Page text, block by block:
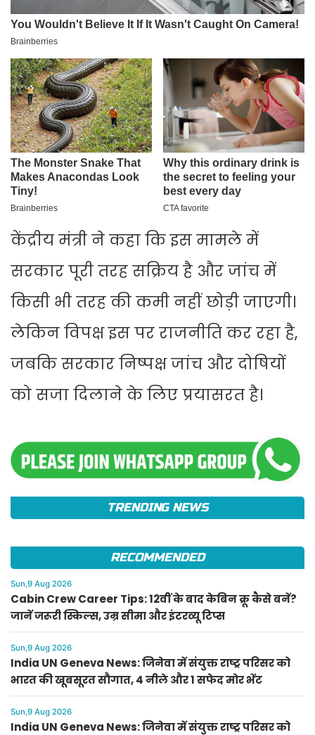
केंद्रीय मंत्री ने कहा कि इस मामले में
सरकार पूरी तरह सक्रिय है और जांच में
किसी भी तरह की कमी नहीं छोड़ी जाएगी।
लेकिन विपक्ष इस पर राजनीति कर रहा है,
जबकि सरकार निष्पक्ष जांच और दोषियों
को सजा दिलाने के लिए प्रयासरत है।
TRENDING NEWS
RECOMMENDED
Sun,9 Aug 2026
Cabin Crew Career Tips: 12वीं के बाद केबिन क्रू कैसे बनें?
जानें जरूरी स्किल्स, उम्र सीमा और इंटरव्यू टिप्स
Sun,9 Aug 2026
India UN Geneva News: जिनेवा में संयुक्त राष्ट्र परिसर को
भारत की खूबसूरत सौगात, 4 नीले और 1 सफेद मोर भेंट
Sun,9 Aug 2026
India UN Geneva News: जिनेवा में संयुक्त राष्ट्र परिसर को